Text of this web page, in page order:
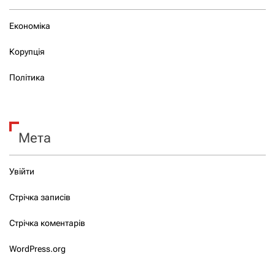
Економіка
Корупція
Політика
Мета
Увійти
Стрічка записів
Стрічка коментарів
WordPress.org